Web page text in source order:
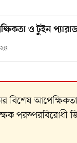
ও টুইন
বিশেষ
পরস্পরবিরোধী